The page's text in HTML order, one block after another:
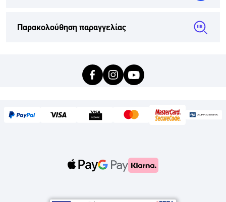
Παρακολούθηση παραγγελίας